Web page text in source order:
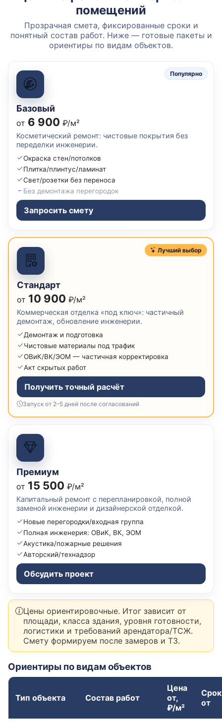
помещений
Прозрачная смета, фиксированные сроки и
понятный состав работ. Ниже — готовые пакеты и
ориентиры по видам объектов.
Популярно
Базовый
от 6 900 ₽/м²
Косметический ремонт: чистовые покрытия без
переделки инженерии.
Окраска стен/потолков
Плитка/плинтус/ламинат
Свет/розетки без переноса
Без демонтажа перегородок
Запросить смету
Лучший выбор
Стандарт
от 10 900 ₽/м²
Коммерческая отделка «под ключ»: частичный
демонтаж, обновление инженерии.
Демонтаж и подготовка
Чистовые материалы под трафик
ОВиК/ВК/ЭОМ — частичная корректировка
Акт скрытых работ
Получить точный расчёт
Запуск от 2–5 дней после согласований
Премиум
от 15 500 ₽/м²
Капитальный ремонт с перепланировкой, полной
заменой инженерии и дизайнерской отделкой.
Новые перегородки/входная группа
Полная инженерия: ОВиК, ВК, ЭОМ
Акустика/пожарные решения
Авторский/технадзор
Обсудить проект
Цены ориентировочные. Итог зависит от
площади, класса здания, уровня готовности,
логистики и требований арендатора/ТСЖ.
Смету формируем после замеров и ТЗ.
Ориентиры по видам объектов
Тип объекта Состав работ
Цена
от,
₽/м²
от